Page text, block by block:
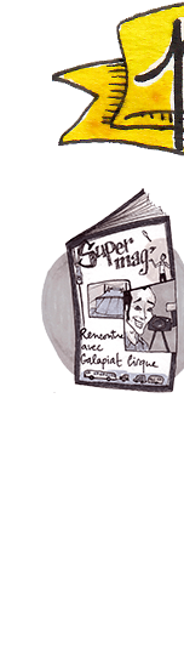
BLANC
Muscle
La Brise
L'âne &
Les
L'essaim -
La Brise
Mad in